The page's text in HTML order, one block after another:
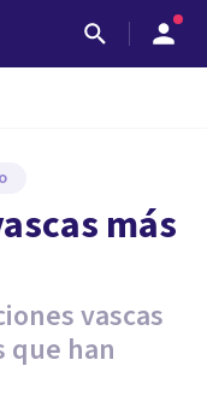
más
vascas
que han